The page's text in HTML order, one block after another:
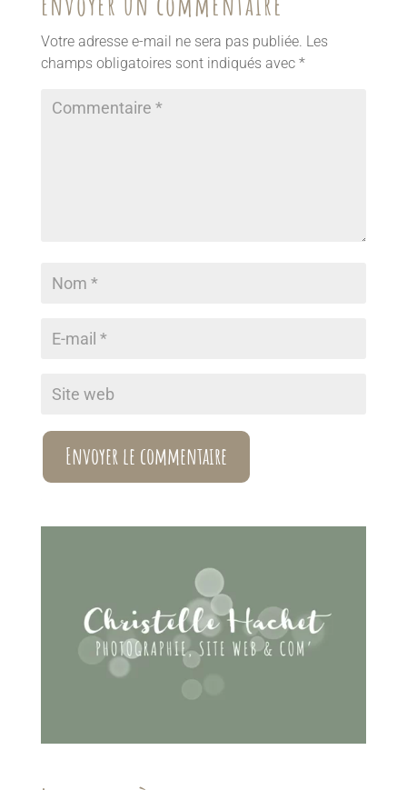
Votre adresse e-mail ne sera pas publiée. Les
champs obligatoires sont indiqués avec *
Envoyer le commentaire